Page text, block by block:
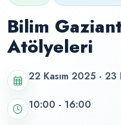
Bilim
Atölyeleri
22 Kasım 2025 - 23
10:00 - 16:00